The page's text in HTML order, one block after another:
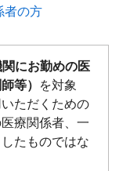
者の方​
にお勤めの医
等）
を対象
ただくための
療関係者、一
たものではな